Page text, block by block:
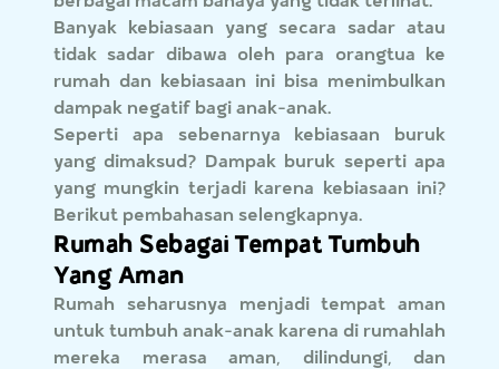
Banyak kebiasaan yang secara sadar atau
tidak sadar dibawa oleh para orangtua ke
rumah dan kebiasaan ini bisa menimbulkan
dampak negatif bagi anak-anak.
Seperti apa sebenarnya kebiasaan buruk
yang dimaksud? Dampak buruk seperti apa
yang mungkin terjadi karena kebiasaan ini?
Berikut pembahasan selengkapnya.
Rumah Sebagai Tempat Tumbuh
Yang Aman
Rumah seharusnya menjadi tempat aman
untuk tumbuh anak-anak karena di rumahlah
mereka merasa aman, dilindungi, dan